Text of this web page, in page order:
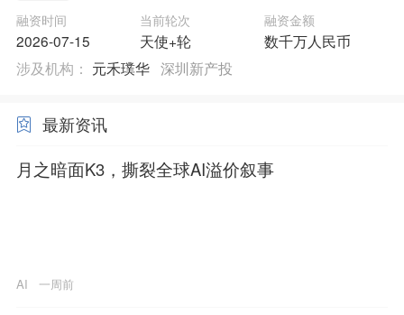
融资时间
2026-07-15
当前轮次
天使+轮
融资金额
数千万人民币
涉及机构： 元禾璞华 深圳新产投
最新资讯
月之暗面K3，撕裂全球AI溢价叙事
AI 一周前